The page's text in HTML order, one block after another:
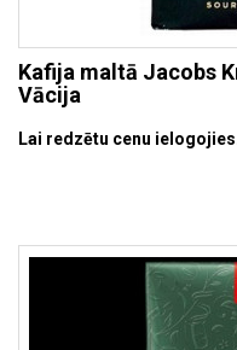
Kafija maltā Jacobs
Vācija
Lai redzētu cenu